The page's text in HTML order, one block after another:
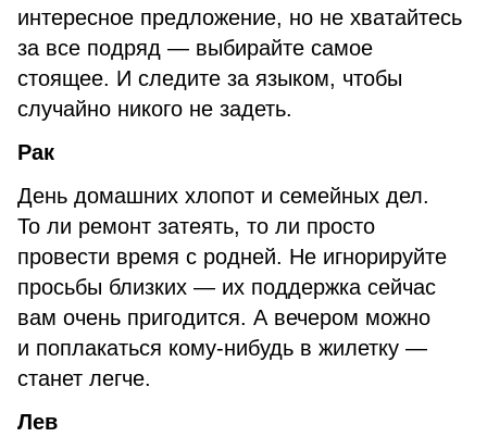
интересное предложение, но не хватайтесь
за все подряд — выбирайте самое
стоящее. И следите за языком, чтобы
случайно никого не задеть.
Рак
День домашних хлопот и семейных дел.
То ли ремонт затеять, то ли просто
провести время с родней. Не игнорируйте
просьбы близких — их поддержка сейчас
вам очень пригодится. А вечером можно
и поплакаться кому-нибудь в жилетку —
станет легче.
Лев